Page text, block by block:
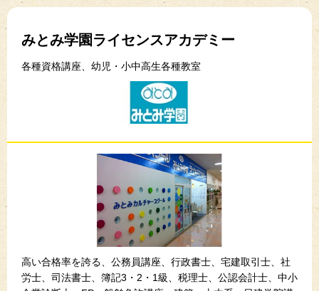
みとみ学園ライセンスアカデミー
各種資格講座、幼児・小中高生各種教室
高い合格率を誇る、公務員講座、行政書士、宅建取引士、社
労士、司法書士、簿記3・2・1級、税理士、公認会計士、中小